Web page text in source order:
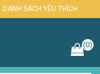
DANH SÁCH YÊU THÍCH
(0)